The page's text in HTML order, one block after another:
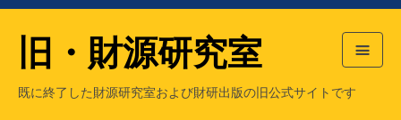
旧・財源研究室
既に終了した財源研究室および財研出版の旧公式サイトです